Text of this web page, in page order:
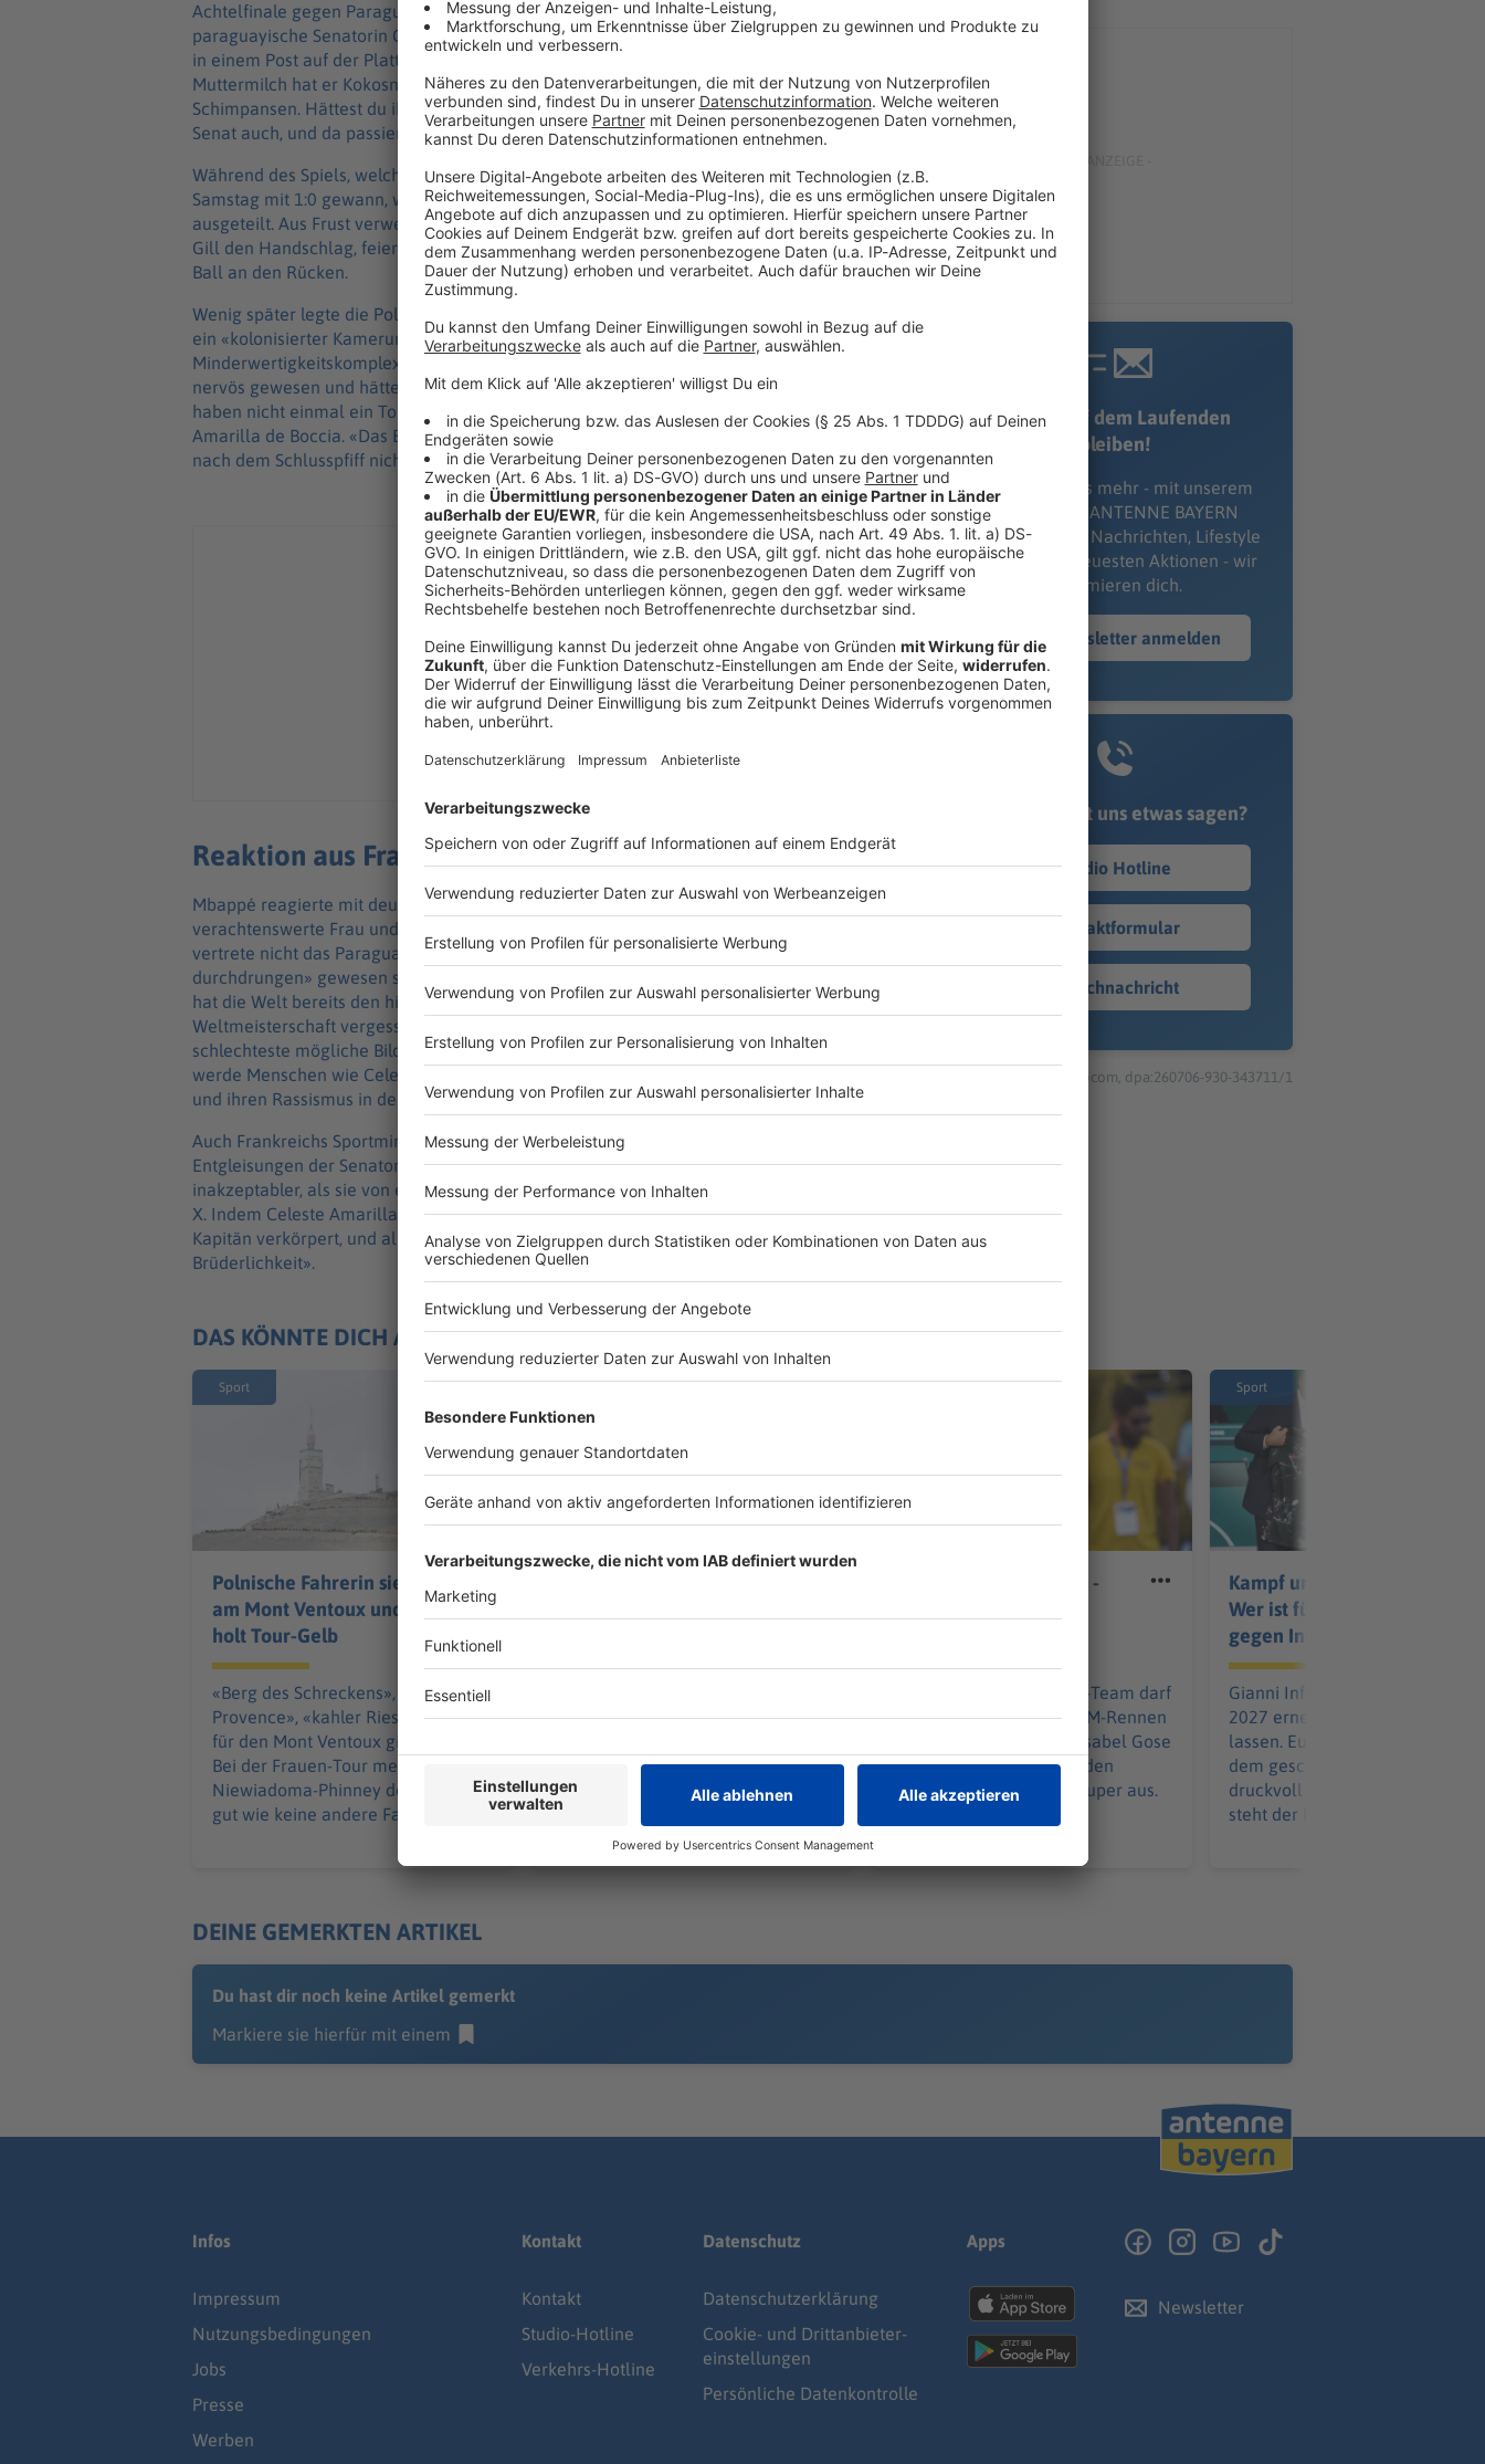
Achtelfinale gegen Paraguay Opfer von rassistischen Beschimpfungen geworden. Die
paraguayische Senatorin Celeste Amarilla de Boccia bezeichnete den Ausnahme-Fußballer
in einem Post auf der Plattform X als «Trottel», der nicht mal schreiben gelernt habe. «Statt
Muttermilch hat er Kokosnüsse ausgesaugt, und das Gebildetste, was er je gehört hat, waren
Schimpansen. Hättest du ihm doch den Mittelfinger gezeigt, Orlando Gill. Ich mache das im
Senat auch, und da passiert überhaupt nichts!!!»
Während des Spiels, welches Titelfavorit Frankreich gegen den Deutschland-Besieger am
Samstag mit 1:0 gewann, war Mbappé immer wieder hart attackiert worden, hatte aber auch
ausgeteilt. Aus Frust verweigerte der 27-Jährige nach Spielende Paraguays Keeper Orlando
Gill den Handschlag, feierte mit einer provokanten Geste. Gill warf daraufhin Mbappé den
Ball an den Rücken.
Wenig später legte die Politikerin auf Instagram mit einer weiteren Tirade nach. Mbappé sei
ein «kolonisierter Kameruner», der den harten Franzosen spiele, «voller
Minderwertigkeitskomplexe, neureich, arrogant und hässlich». Er sei das ganze Spiel über
nervös gewesen und hätte Todesangst gehabt, genau wie seine gesamte Mannschaft. «Sie
haben nicht einmal ein Tor erzielt und nur mit ganz viel Glück gewonnen», schrieb Celeste
Amarilla de Boccia. «Das Einzige, was viele von uns der Albirroja vorwerfen, ist, dass sie ihm
nach dem Schlusspfiff nicht eine schallende Ohrfeige verpasst hat.»
Reaktion aus Frankreich
Mbappé reagierte mit deutlichen Worten auf die Beleidigungen der Politikerin. «Sie sind eine
verachtenswerte Frau und unwürdig Ihres Amtes», schrieb der Auswahlkapitän auf X. Sie
vertrete nicht das Paraguay, das während der gesamten WM «von Leidenschaft und Ehre
durchdrungen» gewesen sei. «Durch Ihre Unbewusstheit und Ihren schamlosen Rassismus
hat die Welt bereits den historischen Weg und den Einsatz Ihrer Spieler während dieser
Weltmeisterschaft vergessen, um Platz zu machen für eine inkompetente Dame, die das
schlechteste mögliche Bild ihres Landes vermittelt», schrieb der Stürmerstar weiter. Er
werde Menschen wie Celeste Amarilla de Boccia «niemals die Freiheit lassen, ihren Hass
und ihren Rassismus in der Welt zu verbreiten».
Auch Frankreichs Sportministerin Marina Ferrari reagierte empört auf die verbalen
Entgleisungen der Senatorin. «Diese Äußerungen sind abscheulich, unwürdig und umso
inakzeptabler, als sie von einer politischen Verantwortlichen stammen», schrieb Ferrari auf
X. Indem Celeste Amarilla de Boccia Mbappé angreife, greife sie alles an, «was unser
Kapitän verkörpert, und alles, wofür unser Land eintritt: die Freiheit, die Gleichheit und die
Brüderlichkeit».
Immer auf dem Laufenden
bleiben!
Verpass' nichts mehr - mit unserem
kostenlosen ANTENNE BAYERN
Newsletter. Ob Nachrichten, Lifestyle
oder unsere neuesten Aktionen - wir
informieren dich.
Zum Newsletter anmelden
Du möchtest uns etwas sagen?
Studio Hotline
Kontaktformular
Sprachnachricht
© dpa-infocom, dpa:260706-930-343711/1
DAS KÖNNTE DICH AUCH INTERESSIEREN
Sport
Polnische Fahrerin siegt
am Mont Ventoux und
holt Tour-Gelb
«Berg des Schreckens», «Gigant der
Provence», «kahler Riese». Namen
für den Mont Ventoux gibt es einige.
Bei der Frauen-Tour meistert
Niewiadoma-Phinney den Berg so
gut wie keine andere Fahrerin.
Sport
gehört zu den deutschen
aber droht ihm eine lange Sperre.
Er will das nicht hinnehmen.
Sport
Gose bejubelt EM-Gold -
Das deutsche Freiwasser-Team darf
sich auch im vorletzten EM-Rennen
über einen Titel freuen. Isabel Gose
feiert eine Premiere. Bei den
Männern sieht es lange super aus.
Sport
Kampf um die Macht:
Wer ist für und wer
gegen Infantino?
Gianni Infantino will sich im
2027 erneut als FIFA-Boss
lassen. Europas Fußball baut
dem gescheiterten Investoren-
druckvoll eine Opposition auf.
steht der Rest der Welt?
DEINE GEMERKTEN ARTIKEL
Du hast dir noch keine Artikel gemerkt
Markiere sie hierfür mit einem
Infos
Impressum
Nutzungsbedingungen
Jobs
Presse
Werben
Kontakt
Kontakt
Studio-Hotline
Verkehrs-Hotline
Datenschutz
Datenschutz­erklärung
Cookie- und Drittanbieter-
einstellungen
Persönliche Datenkontrolle
Apps
Newsletter